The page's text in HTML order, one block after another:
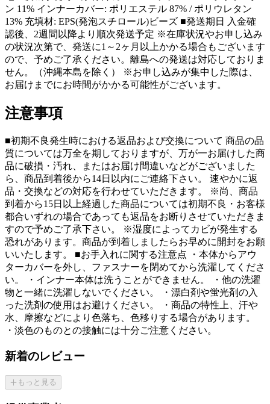
ン 11% インナーカバー: ポリエステル 87% / ポリウレタン
13% 充填材: EPS(発泡スチロール)ビーズ ■発送期日 入金確
認後、2週間以降より順次発送予定 ※在庫状況やお申し込み
の状況次第で、発送に1～2ヶ月以上かかる場合もございます
ので、予めご了承ください。離島への発送は対応しておりま
せん。（沖縄本島を除く） ※お申し込みが集中した際は、
お届けまでにお時間がかかる可能性がございます。
注意事項
■初期不良発生時における返品および交換について 商品の品
質については万全を期しておりますが、万が一お届けした商
品に破損・汚れ、またはお届け間違いなどがございました
ら、商品到着後から14日以内にご連絡下さい。 速やかに返
品・交換などの対応を行わせていただきます。 ※尚、商品
到着から15日以上経過した商品については初期不良・お客様
都合いずれの場合であっても返品をお断りさせていただきま
すので予めご了承下さい。 ※湿度によってカビが発生する
恐れがあります。商品が到着しましたらお早めに開封をお願
いいたします。 ■お手入れに関する注意点 ・本体からアウ
ターカバーを外し、ファスナーを閉めてから洗濯してくださ
い。 ・インナー本体は洗うことができません。 ・他の洗濯
物と一緒に洗濯しないでください。 ・漂白剤や蛍光剤の入
った洗剤の使用はお避けください。 ・商品の特性上、汗や
水、摩擦などにより色落ち、色移りする場合があります。
・淡色のものとの接触には十分ご注意ください。
新着のレビュー
もっと見る